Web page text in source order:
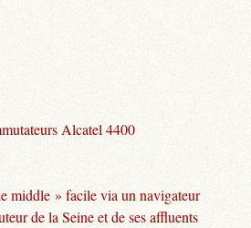
Alcatel 4400
middle » facile via un navigateur
de la Seine et de ses affluents